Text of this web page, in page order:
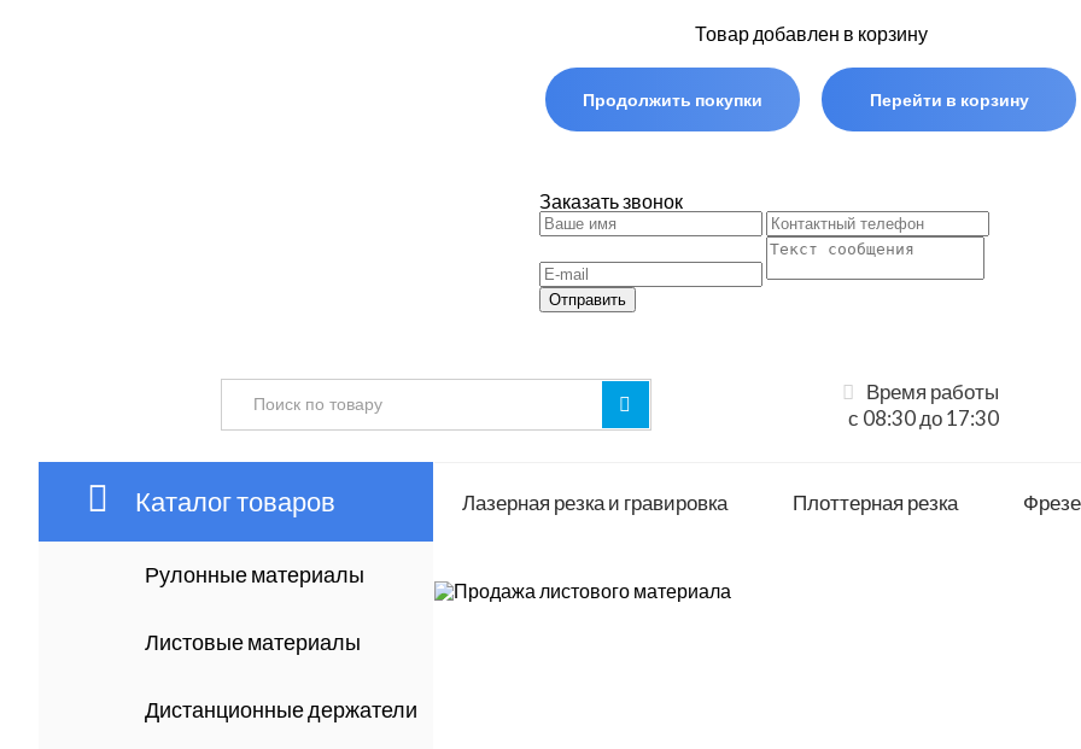
Товар добавлен в корзину
Продолжить покупки Перейти в корзину
Заказать звонок
Отправить
Время работы
с 08:30 до 17:30
Каталог товаров
Рулонные материалы
Листовые материалы
Дистанционные держатели
Лазерная резка и гравировка Плоттерная резка